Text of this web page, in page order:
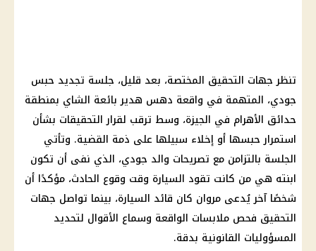
تنظر جهات التحقيق المختصة، بعد قليل، جلسة تجديد حبس
جودي، المتهمة في واقعة دهس هدير بائعة الشاي بمنطقة
حدائق الأهرام في الجيزة، وسط ترقب لقرار التحقيقات بشأن
استمرار حبسها أو إخلاء سبيلها على ذمة القضية. وتأتي
الجلسة بالتزامن مع تصريحات والد جودي، الذي نفى أن تكون
ابنته هي من كانت تقود السيارة وقت وقوع الحادث، مؤكدًا أن
شخصًا آخر يُدعى مروان كان قائد السيارة، بينما تواصل جهات
التحقيق فحص ملابسات الواقعة وسماع الأقوال لتحديد
المسؤوليات القانونية بدقة.